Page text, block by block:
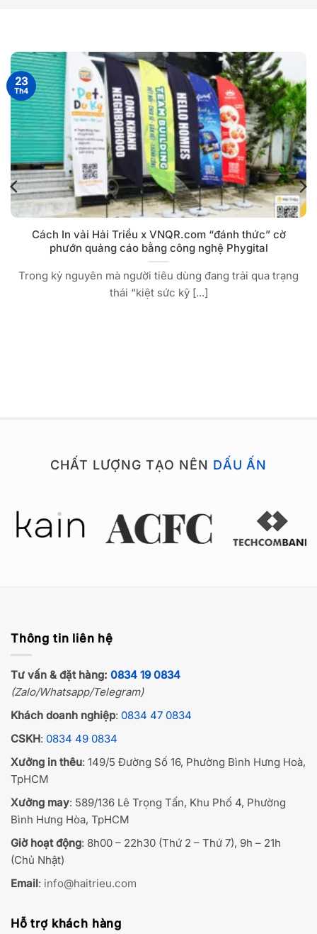
Cách In vải Hải Triều x VNQR.com “đánh thức” cờ
phướn quảng cáo bằng công nghệ Phygital
Trong kỷ nguyên mà người tiêu dùng đang trải qua trạng
thái “kiệt sức kỹ [...]
23
Th4
CHẤT LƯỢNG TẠO NÊN DẤU ẤN
Thông tin liên hệ
Tư vấn & đặt hàng: 0834 19 0834
(Zalo/Whatsapp/Telegram)
Khách doanh nghiệp: 0834 47 0834
CSKH: 0834 49 0834
Xưởng in thêu: 149/5 Đường Số 16, Phường Bình Hưng Hoà,
TpHCM
Xưởng may: 589/136 Lê Trọng Tấn, Khu Phố 4, Phường
Bình Hưng Hòa, TpHCM
Giờ hoạt động: 8h00 – 22h30 (Thứ 2 – Thứ 7), 9h – 21h
(Chủ Nhật)
Email: info@haitrieu.com
Hỗ trợ khách hàng